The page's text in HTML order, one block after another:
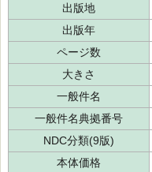
出版地
出版年
ページ数
大きさ
一般件名
一般件名典拠番号
NDC分類(9版)
本体価格